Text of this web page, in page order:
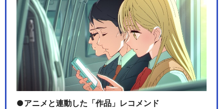
アニメと連動した「作品」レコメンド